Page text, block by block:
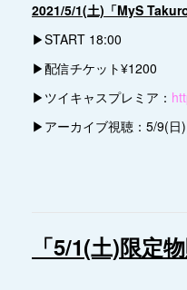
2021/5/1(土)「MyS
▶︎START 18:00
▶︎配信チケット¥1200
▶︎ツイキャスプレミア：
▶︎アーカイブ視聴：5/9(日
「5/1(土)限定